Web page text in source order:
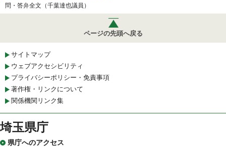
問・答弁全文（千葉達也議員）
ページの先頭へ戻る
サイトマップ
ウェブアクセシビリティ
プライバシーポリシー・免責事項
著作権・リンクについて
関係機関リンク集
埼玉県庁
県庁へのアクセス